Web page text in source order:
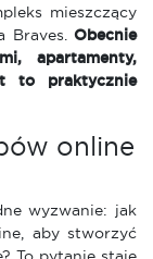
mieszczący
Braves. Obecnie
apartamenty,
to praktycznie
online
wyzwanie: jak
aby stworzyć